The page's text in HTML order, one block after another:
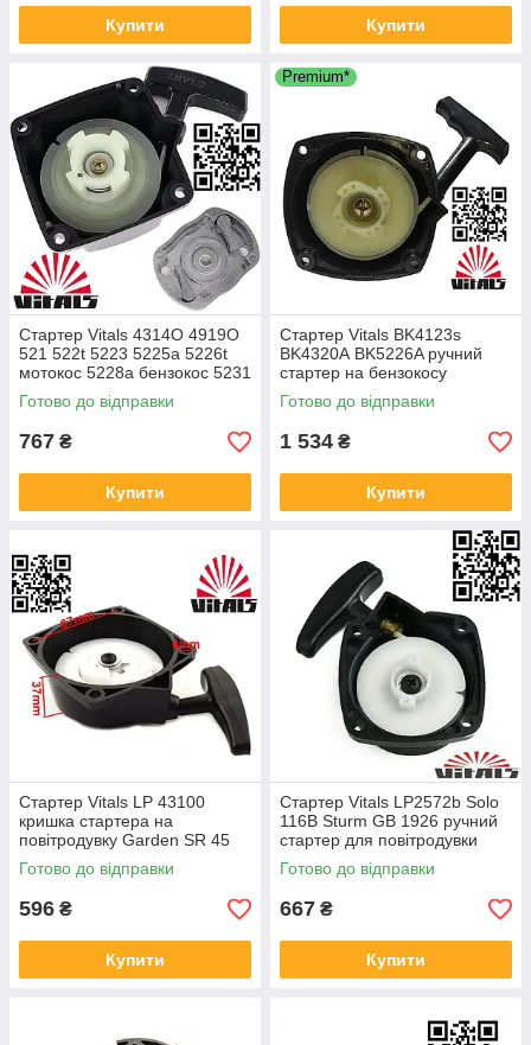
Купити Купити
Стартер Vitals 4314O 4919O
521 522t 5223 5225а 5226t
мотокос 5228а бензокос 5231
для бензотримера Husqv 460
RII
Готово до відправки
767 ₴
Купити
Premium*
Стартер Vitals BK4123s
BK4320А BK5226A ручний
стартер на бензокосу
мотокосу тример Віталс
Launcher 4123
Готово до відправки
1 534 ₴
Купити
Стартер Vitals LP 43100
кришка стартера на
повітродувку Garden SR 45
Готово до відправки
596 ₴
Купити
Стартер Vitals LP2572b Solo
116B Sturm GB 1926 ручний
стартер для повітродувки
Віталс 2572
Готово до відправки
667 ₴
Купити